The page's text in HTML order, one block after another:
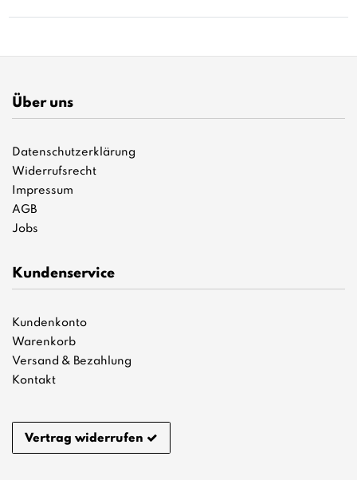
Über uns
Datenschutzerklärung
Widerrufsrecht
Impressum
AGB
Jobs
Kundenservice
Kundenkonto
Warenkorb
Versand & Bezahlung
Kontakt
Vertrag widerrufen